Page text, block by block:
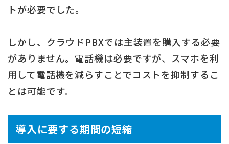
トが必要でした。
しかし、クラウドPBXでは主装置を購入する必要
がありません。電話機は必要ですが、スマホを利
用して電話機を減らすことでコストを抑制するこ
とは可能です。
導入に要する期間の短縮